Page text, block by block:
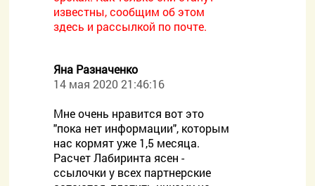
известны, сообщим об этом
здесь и рассылкой по почте.
Яна Разначенко
14 мая 2020 21:46:16
Мне очень нравится вот это
"пока нет информации", которым
нас кормят уже 1,5 месяца.
Расчет Лабиринта ясен -
ссылочки у всех партнерские